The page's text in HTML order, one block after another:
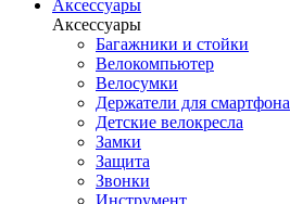
Аксессуары
Аксессуары
Багажники и стойки
Велокомпьютер
Велосумки
Держатели для смартфона
Детские велокресла
Замки
Защита
Звонки
Инструмент